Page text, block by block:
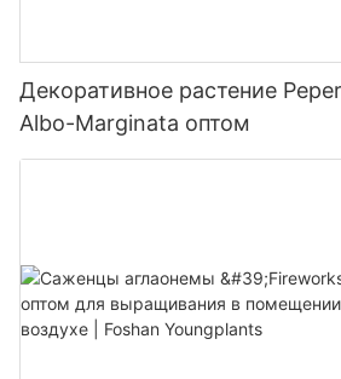
Декоративное растение
Albo-Marginata оптом